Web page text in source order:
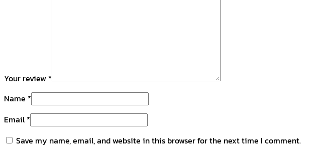
Your review *
Name *
Email*
Save my name, email, and website in this browser for the next time I comment.